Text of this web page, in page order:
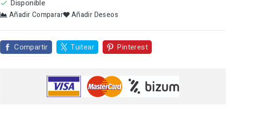
 Disponible
Añadir Comparar Añadir Deseos
Compartir Tuitear Pinterest